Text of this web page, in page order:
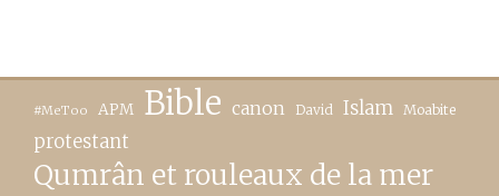
#MeToo APM Bible canon David Islam Moabite
protestant
Qumrân et rouleaux de la mer